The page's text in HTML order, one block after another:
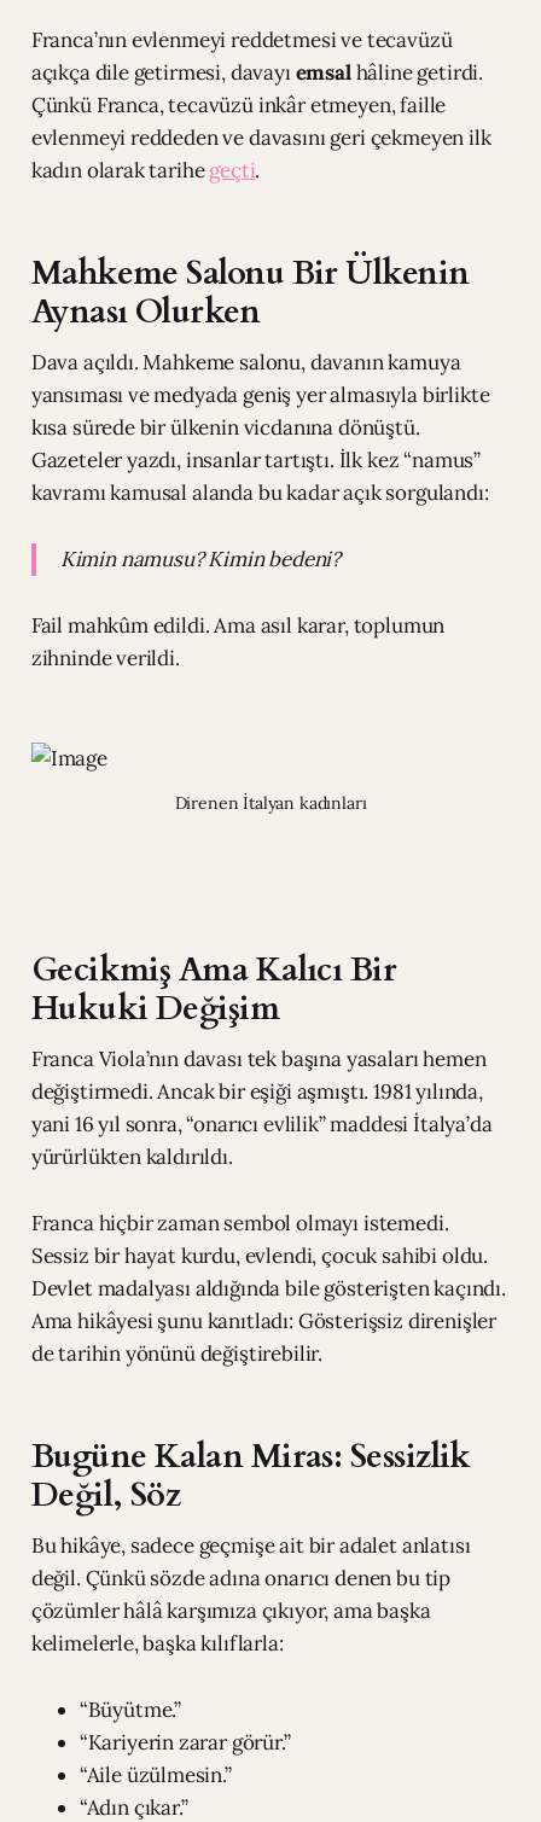
Franca’nın evlenmeyi reddetmesi ve tecavüzü
açıkça dile getirmesi, davayıemsalhâline getirdi.
Çünkü Franca, tecavüzü inkâr etmeyen, faille
evlenmeyi reddeden ve davasını geri çekmeyen ilk
kadın olarak tarihegeçti.
Mahkeme Salonu Bir Ülkenin
Aynası Olurken
Dava açıldı. Mahkeme salonu, davanın kamuya
yansıması ve medyada geniş yer almasıyla birlikte
kısa sürede bir ülkenin vicdanına dönüştü.
Gazeteler yazdı, insanlar tartıştı. İlk kez “namus”
kavramı kamusal alanda bu kadar açık sorgulandı:
Kimin namusu? Kimin bedeni?
Fail mahkûm edildi. Ama asıl karar, toplumun
zihninde verildi.
Direnen İtalyan kadınları
Gecikmiş Ama Kalıcı Bir
Hukuki Değişim
Franca Viola’nın davası tek başına yasaları hemen
değiştirmedi. Ancak bir eşiği aşmıştı. 1981 yılında,
yani 16 yıl sonra, “onarıcı evlilik” maddesi İtalya’da
yürürlükten kaldırıldı.
Franca hiçbir zaman sembol olmayı istemedi.
Sessiz bir hayat kurdu, evlendi, çocuk sahibi oldu.
Devlet madalyası aldığında bile gösterişten kaçındı.
Ama hikâyesi şunu kanıtladı: Gösterişsiz direnişler
de tarihin yönünü değiştirebilir.
Bugüne Kalan Miras: Sessizlik
Değil, Söz
Bu hikâye, sadece geçmişe ait bir adalet anlatısı
değil. Çünkü sözde adına onarıcı denen bu tip
çözümler hâlâ karşımıza çıkıyor, ama başka
kelimelerle, başka kılıflarla:
“Büyütme.”
“Kariyerin zarar görür.”
“Aile üzülmesin.”
“Adın çıkar.”